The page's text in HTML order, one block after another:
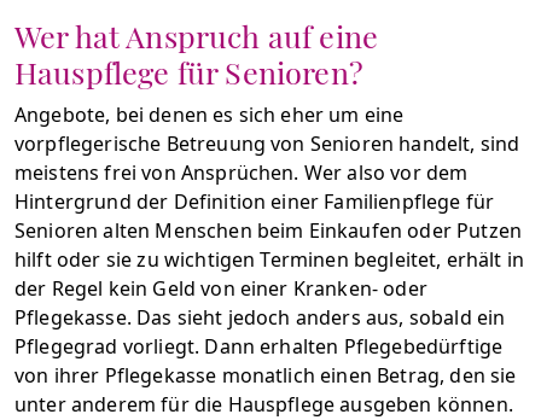
Wer hat Anspruch auf eine
Hauspflege für Senioren?
Angebote, bei denen es sich eher um eine
vorpflegerische Betreuung von Senioren handelt, sind
meistens frei von Ansprüchen. Wer also vor dem
Hintergrund der Definition einer Familienpflege für
Senioren alten Menschen beim Einkaufen oder Putzen
hilft oder sie zu wichtigen Terminen begleitet, erhält in
der Regel kein Geld von einer Kranken- oder
Pflegekasse. Das sieht jedoch anders aus, sobald ein
Pflegegrad vorliegt. Dann erhalten Pflegebedürftige
von ihrer Pflegekasse monatlich einen Betrag, den sie
unter anderem für die Hauspflege ausgeben können.